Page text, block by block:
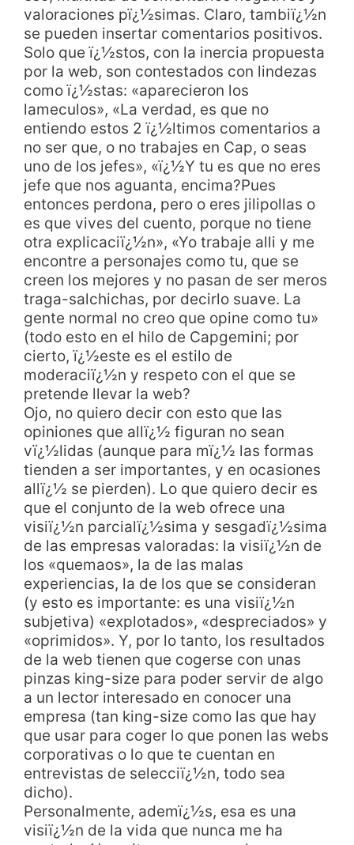
valoraciones pï¿½simas. Claro, tambiï¿½n
se pueden insertar comentarios positivos.
Solo que ï¿½stos, con la inercia propuesta
por la web, son contestados con lindezas
como ï¿½stas: «aparecieron los
lameculos», «La verdad, es que no
entiendo estos 2 ï¿½ltimos comentarios a
no ser que, o no trabajes en Cap, o seas
uno de los jefes», «ï¿½Y tu es que no eres
jefe que nos aguanta, encima?Pues
entonces perdona, pero o eres jilipollas o
es que vives del cuento, porque no tiene
otra explicaciï¿½n», «Yo trabaje alli y me
encontre a personajes como tu, que se
creen los mejores y no pasan de ser meros
traga-salchichas, por decirlo suave. La
gente normal no creo que opine como tu»
(todo esto en el hilo de Capgemini; por
cierto, ï¿½este es el estilo de
moderaciï¿½n y respeto con el que se
pretende llevar la web?
Ojo, no quiero decir con esto que las
opiniones que allï¿½ figuran no sean
vï¿½lidas (aunque para mï¿½ las formas
tienden a ser importantes, y en ocasiones
allï¿½ se pierden). Lo que quiero decir es
que el conjunto de la web ofrece una
visiï¿½n parcialï¿½sima y sesgadï¿½sima
de las empresas valoradas: la visiï¿½n de
los «quemaos», la de las malas
experiencias, la de los que se consideran
(y esto es importante: es una visiï¿½n
subjetiva) «explotados», «despreciados» y
«oprimidos». Y, por lo tanto, los resultados
de la web tienen que cogerse con unas
pinzas king-size para poder servir de algo
a un lector interesado en conocer una
empresa (tan king-size como las que hay
que usar para coger lo que ponen las webs
corporativas o lo que te cuentan en
entrevistas de selecciï¿½n, todo sea
dicho).
Personalmente, ademï¿½s, esa es una
visiï¿½n de la vida que nunca me ha